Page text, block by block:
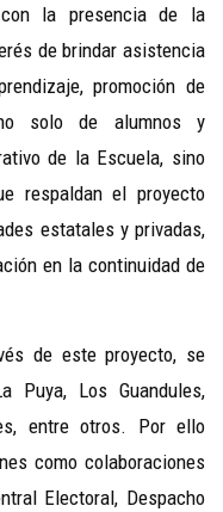
la presencia de la
de brindar asistencia
promoción de
solo de alumnos y
de la Escuela, sino
respaldan el proyecto
estatales y privadas,
en la continuidad de
de este proyecto, se
Puya, Los Guandules,
entre otros. Por ello
como colaboraciones
Electoral, Despacho